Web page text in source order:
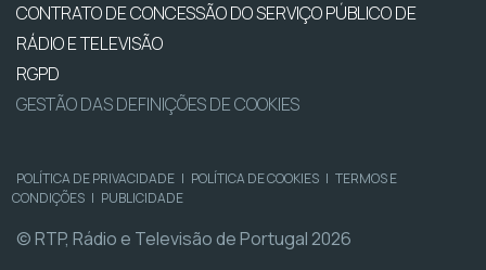
CONTRATO DE CONCESSÃO DO SERVIÇO PÚBLICO DE
RÁDIO E TELEVISÃO
RGPD
GESTÃO DAS DEFINIÇÕES DE COOKIES
POLÍTICA DE PRIVACIDADE | POLÍTICA DE COOKIES | TERMOS E
CONDIÇÕES | PUBLICIDADE
© RTP, Rádio e Televisão de Portugal 2026